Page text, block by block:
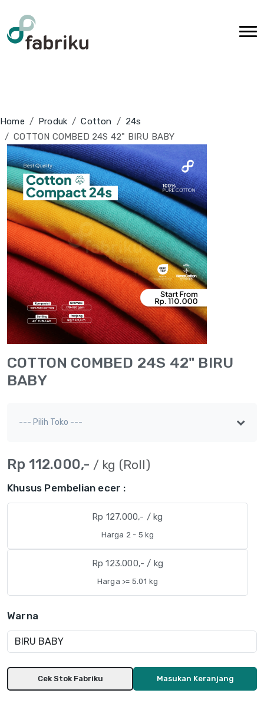
Home Produk Cotton
24s
COTTON COMBED 24S 42" BIRU BABY
COTTON COMBED 24S 42" BIRU
BABY
Rp 112.000,- / kg (Roll)
Khusus Pembelian ecer :
Rp 127.000,- / kg
Harga 2 - 5 kg
Rp 123.000,- / kg
Harga >= 5.01 kg
Warna
Cek Stok Fabriku Masukan Keranjang